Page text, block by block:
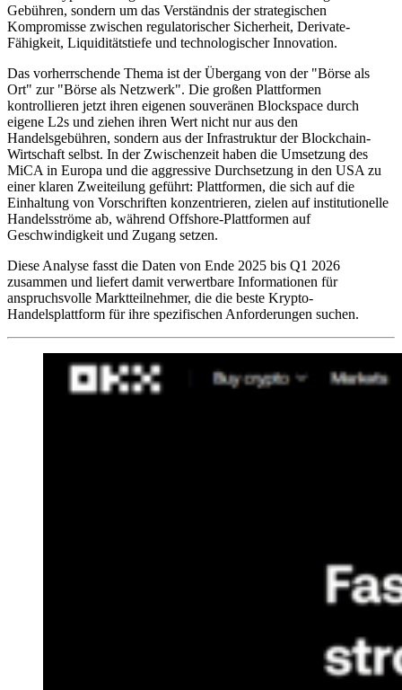
Gebühren, sondern um das Verständnis der strategischen
Kompromisse zwischen regulatorischer Sicherheit, Derivate-
Fähigkeit, Liquiditätstiefe und technologischer Innovation.
Das vorherrschende Thema ist der Übergang von der "Börse als
Ort" zur "Börse als Netzwerk". Die großen Plattformen
kontrollieren jetzt ihren eigenen souveränen Blockspace durch
eigene L2s und ziehen ihren Wert nicht nur aus den
Handelsgebühren, sondern aus der Infrastruktur der Blockchain-
Wirtschaft selbst. In der Zwischenzeit haben die Umsetzung des
MiCA in Europa und die aggressive Durchsetzung in den USA zu
einer klaren Zweiteilung geführt: Plattformen, die sich auf die
Einhaltung von Vorschriften konzentrieren, zielen auf institutionelle
Handelsströme ab, während Offshore-Plattformen auf
Geschwindigkeit und Zugang setzen.
Diese Analyse fasst die Daten von Ende 2025 bis Q1 2026
zusammen und liefert damit verwertbare Informationen für
anspruchsvolle Marktteilnehmer, die die beste Krypto-
Handelsplattform für ihre spezifischen Anforderungen suchen.